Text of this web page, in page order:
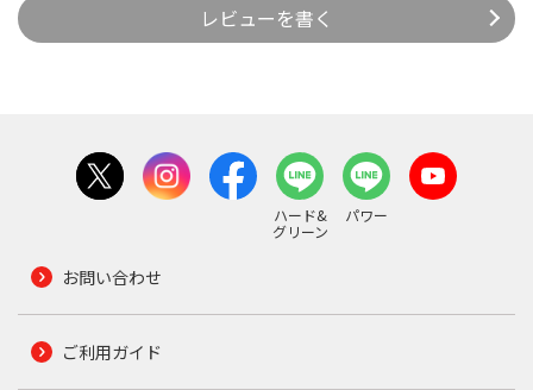
レビューを書く
ハード&
グリーン
パワー
お問い合わせ
ご利用ガイド